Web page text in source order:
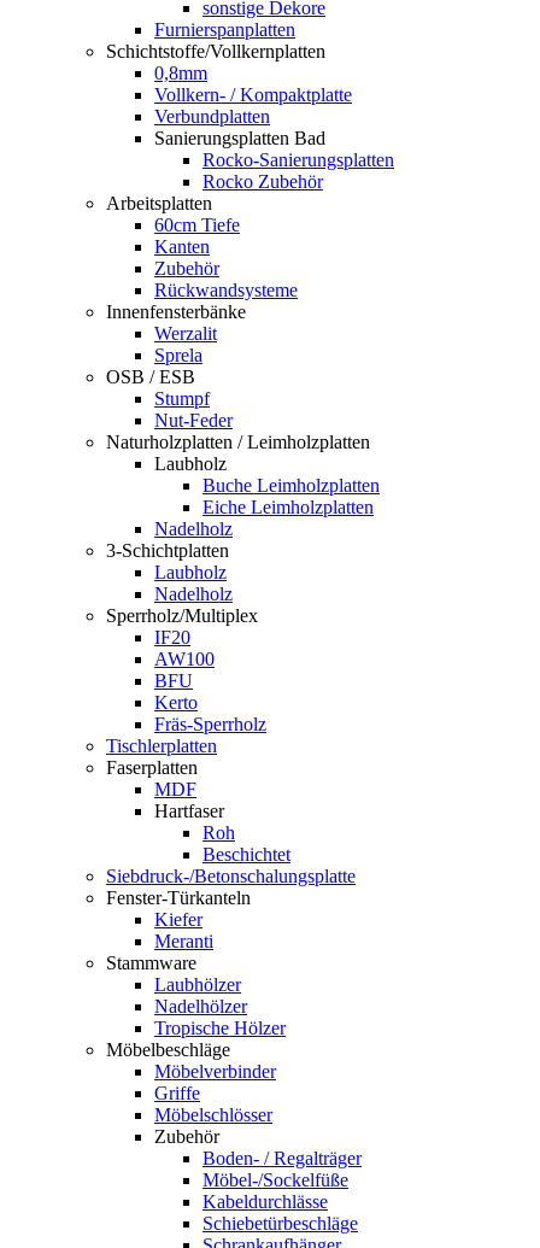
sonstige Dekore
Furnierspanplatten
Schichtstoffe/Vollkernplatten
0,8mm
Vollkern- / Kompaktplatte
Verbundplatten
Sanierungsplatten Bad
Rocko-Sanierungsplatten
Rocko Zubehör
Arbeitsplatten
60cm Tiefe
Kanten
Zubehör
Rückwandsysteme
Innenfensterbänke
Werzalit
Sprela
OSB / ESB
Stumpf
Nut-Feder
Naturholzplatten / Leimholzplatten
Laubholz
Buche Leimholzplatten
Eiche Leimholzplatten
Nadelholz
3-Schichtplatten
Laubholz
Nadelholz
Sperrholz/Multiplex
IF20
AW100
BFU
Kerto
Fräs-Sperrholz
Tischlerplatten
Faserplatten
MDF
Hartfaser
Roh
Beschichtet
Siebdruck-/Betonschalungsplatte
Fenster-Türkanteln
Kiefer
Meranti
Stammware
Laubhölzer
Nadelhölzer
Tropische Hölzer
Möbelbeschläge
Möbelverbinder
Griffe
Möbelschlösser
Zubehör
Boden- / Regalträger
Möbel-/Sockelfüße
Kabeldurchlässe
Schiebetürbeschläge